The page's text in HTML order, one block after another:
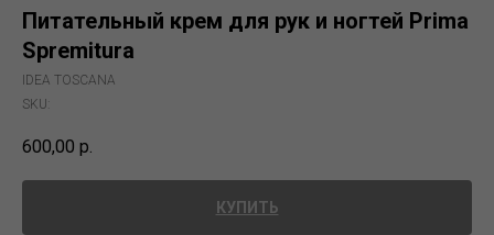
Питательный крем для рук и ногтей Prima
Spremitura
IDEA TOSCANA
SKU:
600,00 р.
КУПИТЬ